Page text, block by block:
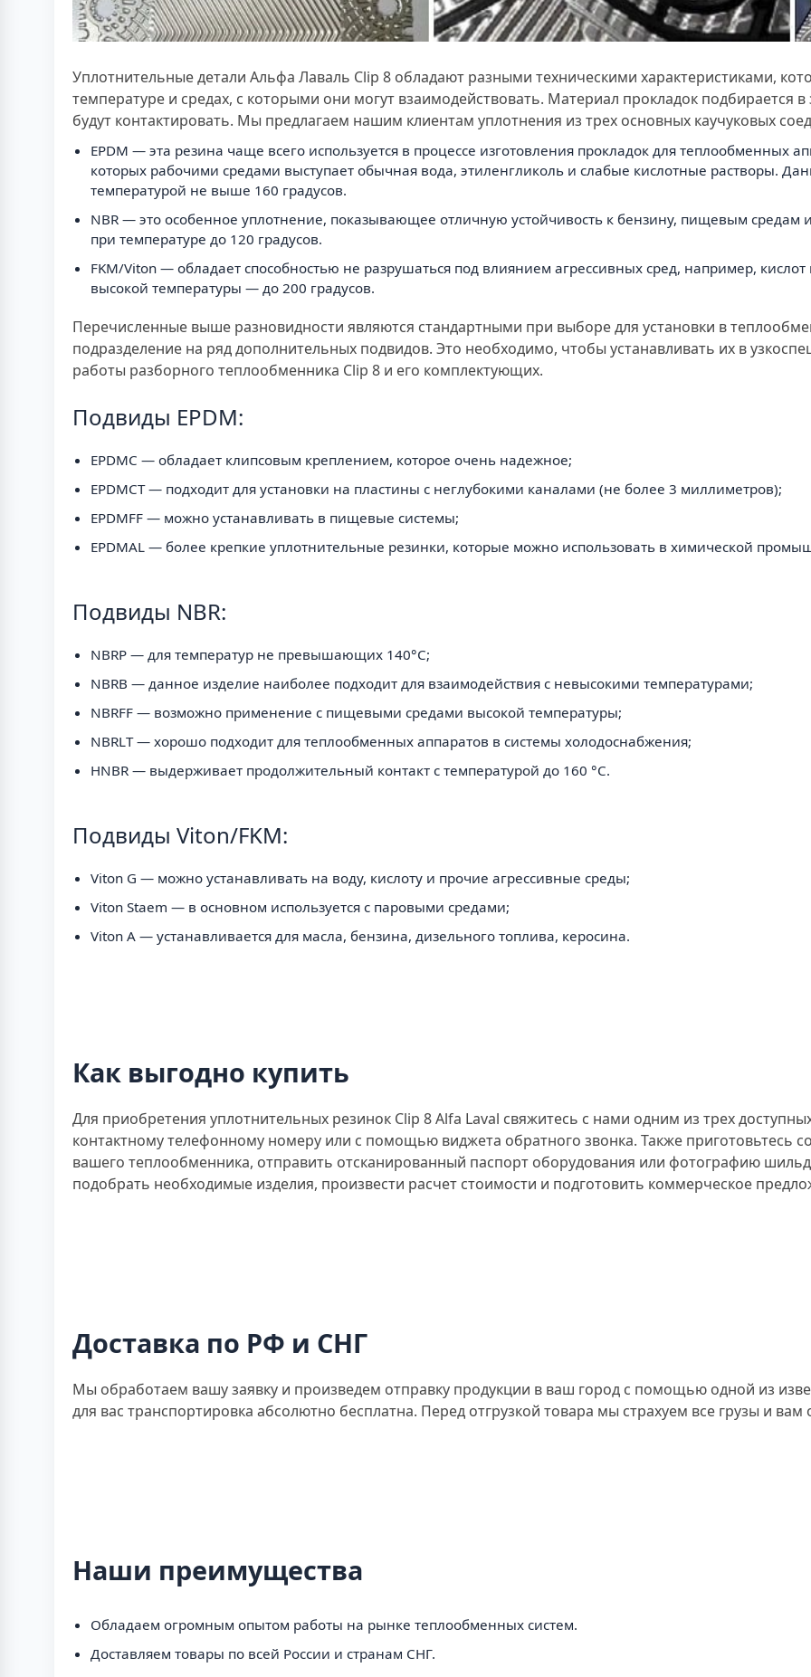
Уплотнительные детали Альфа Лаваль Clip 8 обладают разными техническими характеристиками,
температуре и средах, с которыми они могут взаимодействовать. Материал прокладок подбирается
будут контактировать. Мы предлагаем нашим клиентам уплотнения из трех основных каучуковых
EPDM — эта резина чаще всего используется в процессе изготовления прокладок для теплообменных
которых рабочими средами выступает обычная вода, этиленгликоль и слабые кислотные растворы.
температурой не выше 160 градусов.
NBR — это особенное уплотнение, показывающее отличную устойчивость к бензину, пищевым средам
при температуре до 120 градусов.
FKM/Viton — обладает способностью не разрушаться под влиянием агрессивных сред, например,
высокой температуры — до 200 градусов.
Перечисленные выше разновидности являются стандартными при выборе для установки в
подразделение на ряд дополнительных подвидов. Это необходимо, чтобы устанавливать их в
работы разборного теплообменника Clip 8 и его комплектующих.
Подвиды EPDM:
EPDMC — обладает клипсовым креплением, которое очень надежное;
EPDMCT — подходит для установки на пластины с неглубокими каналами (не более 3 миллиметров);
EPDMFF — можно устанавливать в пищевые системы;
EPDMAL — более крепкие уплотнительные резинки, которые можно использовать в химической
Подвиды NBR:
NBRP — для температур не превышающих 140°C;
NBRB — данное изделие наиболее подходит для взаимодействия с невысокими температурами;
NBRFF — возможно применение с пищевыми средами высокой температуры;
NBRLT — хорошо подходит для теплообменных аппаратов в системы холодоснабжения;
HNBR — выдерживает продолжительный контакт с температурой до 160 °C.
Подвиды Viton/FKM:
Viton G — можно устанавливать на воду, кислоту и прочие агрессивные среды;
Viton Staem — в основном используется с паровыми средами;
Viton A — устанавливается для масла, бензина, дизельного топлива, керосина.
Как выгодно купить
Для приобретения уплотнительных резинок Clip 8 Alfa Laval свяжитесь с нами одним из трех
контактному телефонному номеру или с помощью виджета обратного звонка. Также приготовьтесь
вашего теплообменника, отправить отсканированный паспорт оборудования или фотографию
подобрать необходимые изделия, произвести расчет стоимости и подготовить коммерческое
Доставка по РФ и СНГ
Мы обработаем вашу заявку и произведем отправку продукции в ваш город с помощью одной из
для вас транспортировка абсолютно бесплатна. Перед отгрузкой товара мы страхуем все грузы и
Наши преимущества
Обладаем огромным опытом работы на рынке теплообменных систем.
Доставляем товары по всей России и странам СНГ.